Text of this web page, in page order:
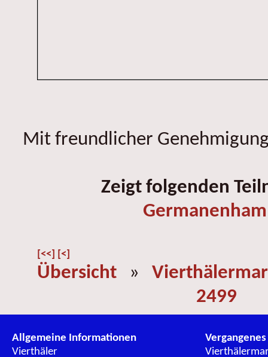
Mit freundlicher
Zeigt folgenden
[<<] [<]
Übersicht »
2499
Allgemeine Informationen
Vierthäler
Vergangenes